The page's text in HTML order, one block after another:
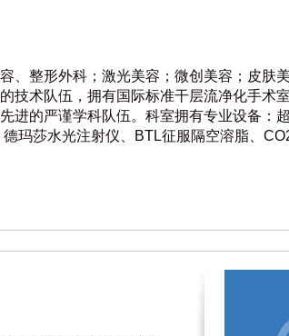
、整形外科；激光美容；微创美容；皮肤
技术队伍，拥有国际标准干层流净化手术
进的严谨学科队伍。科室拥有专业设备：
玛莎水光注射仪、BTL征服隔空溶脂、